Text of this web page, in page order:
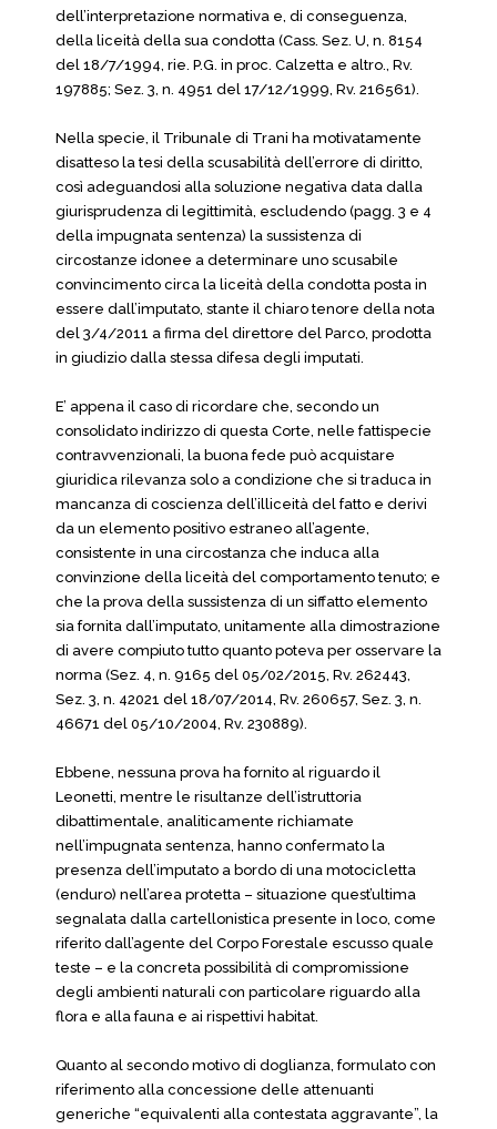
dell’interpretazione normativa e, di conseguenza,
della liceità della sua condotta (Cass. Sez. U, n. 8154
del 18/7/1994, rie. P.G. in proc. Calzetta e altro., Rv.
197885; Sez. 3, n. 4951 del 17/12/1999, Rv. 216561).
Nella specie, il Tribunale di Trani ha motivatamente
disatteso la tesi della scusabilità dell’errore di diritto,
così adeguandosi alla soluzione negativa data dalla
giurisprudenza di legittimità, escludendo (pagg. 3 e 4
della impugnata sentenza) la sussistenza di
circostanze idonee a determinare uno scusabile
convincimento circa la liceità della condotta posta in
essere dall’imputato, stante il chiaro tenore della nota
del 3/4/2011 a firma del direttore del Parco, prodotta
in giudizio dalla stessa difesa degli imputati.
E’ appena il caso di ricordare che, secondo un
consolidato indirizzo di questa Corte, nelle fattispecie
contravvenzionali, la buona fede può acquistare
giuridica rilevanza solo a condizione che si traduca in
mancanza di coscienza dell’illiceità del fatto e derivi
da un elemento positivo estraneo all’agente,
consistente in una circostanza che induca alla
convinzione della liceità del comportamento tenuto; e
che la prova della sussistenza di un siffatto elemento
sia fornita dall’imputato, unitamente alla dimostrazione
di avere compiuto tutto quanto poteva per osservare la
norma (Sez. 4, n. 9165 del 05/02/2015, Rv. 262443,
Sez. 3, n. 42021 del 18/07/2014, Rv. 260657, Sez. 3, n.
46671 del 05/10/2004, Rv. 230889).
Ebbene, nessuna prova ha fornito al riguardo il
Leonetti, mentre le risultanze dell’istruttoria
dibattimentale, analiticamente richiamate
nell’impugnata sentenza, hanno confermato la
presenza dell’imputato a bordo di una motocicletta
(enduro) nell’area protetta – situazione quest’ultima
segnalata dalla cartellonistica presente in loco, come
riferito dall’agente del Corpo Forestale escusso quale
teste – e la concreta possibilità di compromissione
degli ambienti naturali con particolare riguardo alla
flora e alla fauna e ai rispettivi habitat.
Quanto al secondo motivo di doglianza, formulato con
riferimento alla concessione delle attenuanti
generiche “equivalenti alla contestata aggravante”, la